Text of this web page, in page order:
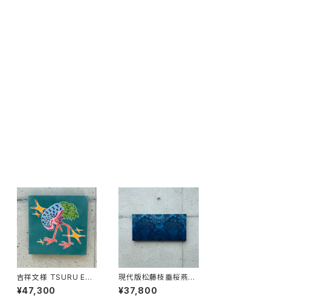
吉祥文様 TSURU Edit
ion 5/100
¥47,300
現代版松藤枝垂桜燕流
水蛇籠鶴菖蒲Spirogr
aph文様朧 Edition
¥37,800